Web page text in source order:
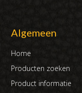
Algemeen
Home
Producten zoeken
Product informatie